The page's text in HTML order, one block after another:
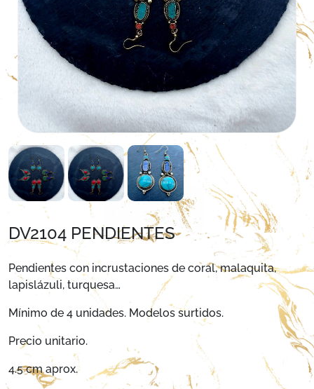
DV2104 PENDIENTES
Pendientes con incrustaciones de coral, malaquita,
lapislázuli, turquesa…
Mínimo de 4 unidades. Modelos surtidos.
Precio unitario.
4.5 cm aprox.